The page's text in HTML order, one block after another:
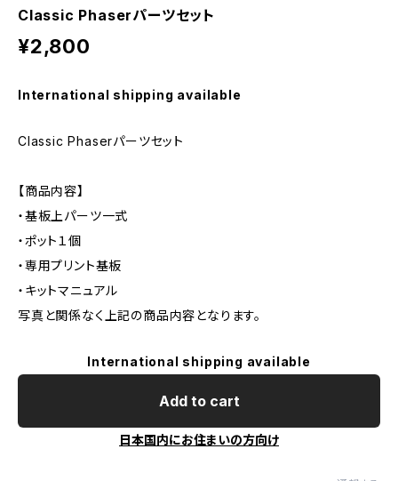
Classic Phaserパーツセット
¥2,800
International shipping available
Classic Phaserパーツセット
【商品内容】
・基板上パーツ一式
・ポット１個
・専用プリント基板
・キットマニュアル
写真と関係なく上記の商品内容となります。
International shipping available
Add to cart
日本国内にお住まいの方向け